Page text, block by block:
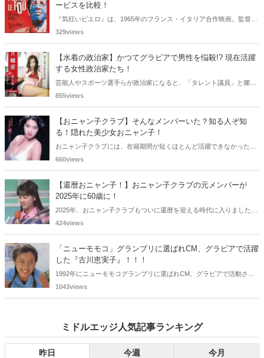
ービスを比較！
『気狂いピエロ』は、1965年のフランス・イタリア合作映画。監督は
ジャン＝リュック・ゴダール。アンナ・カリーナ、ジャン＝ポール・
をご紹介します。
329views
【水着の政治家】かつてグラビアで男性を悩殺!? 現在活躍
する女性政治家たち！
芸能人やスポーツ選手らが政治家になると、「タレント議員」と揶揄
されることがありますが、同時に、"タレントとしての活躍" が再注目
わどいショットで多くの男性を魅了した女性も!? 今回は、そんなグラ
ビアで活躍した女性政治家6名をご紹介します。
855views
【おニャン子クラブ】そんなメンバーいた？知る人ぞ知
る！隠れた美少女おニャン子！
おニャン子クラブには、在籍期間が短くほとんど活躍できなかったも
のの、知る人ぞ知る "美少女おニャン子" がいました。それも、強制的
子まで様々です。今回は、筆者の独断と偏見で、4人の "隠れ美少女お
ニャン子" をご紹介します。
660views
【還暦おニャン子！】おニャン子クラブの元メンバーが
2025年に60歳に！
2025年、おニャン子クラブもついに還暦を迎える時代に入りました。
おニャン子クラブの元メンバーは全員が昭和40年代生まれで、そのう
れ）の二人です。しかも、この二人には年齢以外の共通点もありま
す。さて、誰と誰でしょうか？
424views
「ニューモモコ」グランプリに選ばれCM、グラビアで活躍
した『古川恵実子』！！！
1992年にニューモモコグランプリに選ばれCM、グラビアで活動され
ていた古川恵実子さん。2010年3月頃まではラジオDJを担当されてい
1043views
ミドルエッジ人気記事ランキング
昨日 今週 今月